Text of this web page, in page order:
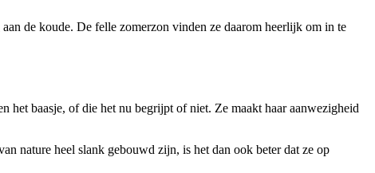
de koude. De felle zomerzon vinden ze daarom heerlijk om in te
het baasje, of die het nu begrijpt of niet. Ze maakt haar aanwezigheid
nature heel slank gebouwd zijn, is het dan ook beter dat ze op